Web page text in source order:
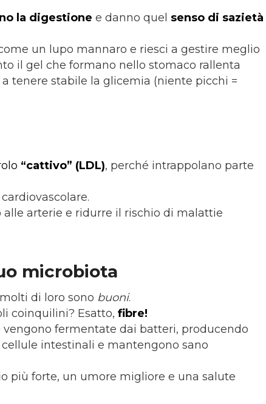
la digestione e danno quel senso di sazietà
un lupo mannaro e riesci a gestire meglio
il gel che formano nello stomaco rallenta
tenere stabile la glicemia (niente picchi =
“cattivo” (LDL), perché intrappolano parte
arterie e ridurre il rischio di malattie
microbiota
di loro sono buoni.
coinquilini? Esatto, fibre!
fermentate dai batteri, producendo
intestinali e mantengono sano
più forte, un umore migliore e una salute